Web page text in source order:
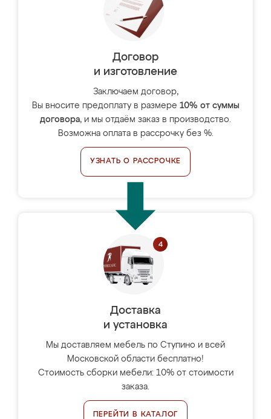
Договор
и изготовление
Заключаем договор,
Вы вносите предоплату в размере 10% от суммы
договора, и мы отдаём заказ в производство.
Возможна оплата в рассрочку без %.
УЗНАТЬ О РАССРОЧКЕ
Доставка
и установка
Мы доставляем мебель по Ступино и всей
Московской области бесплатно!
Стоимость сборки мебели: 10% от стоимости
заказа.
ПЕРЕЙТИ В КАТАЛОГ